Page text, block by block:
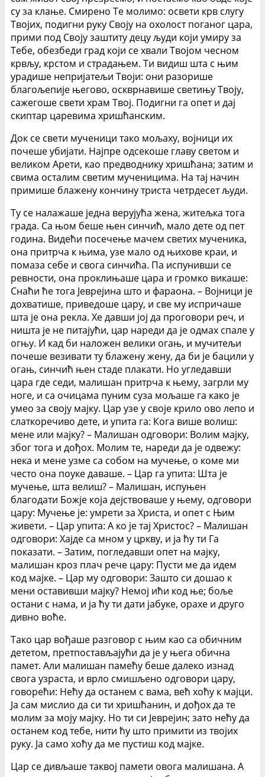
су за клање. Смирено Те молимо: освети крв слугу
Твојих, подигни руку Своју на охолост поганог цара,
прими под Своју заштиту децу људи који умиру за
Тебе, обезбеди град који се хвали Твојом чесном
крвљу, крстом и страдањем. Ти видиш шта с њим
урадише непријатељи Твоји: они разорише
благољепије његово, оскврнавише светињу Твоју,
сажегоше свети храм Твој. Подигни га опет и дај
скиптар царевима хришћанским.
Док се свети мученици тако мољаху, војници их
почеше убијати. Најпре одсекоше главу светом и
великом Арети, као предводнику хришћана; затим и
свима осталим светим мученицима. На тај начин
примише блажену кончину триста четрдесет људи.
Ту се налажаше једна верујућа жена, житељка тога
града. Са њом беше њен синчић, мало дете од пет
година. Видећи посечење мачем светих мученика,
она притрча к њима, узе мало од њихове краи, и
помаза себе и свога синчића. Па испунивши се
ревности, она проклињаше цара и громко викаше:
Снаћи ће тога Јеврејина што и фараона. – Војници је
дохватише, приведоше цару, и све му испричаше
шта је она рекла. Хе давши јој да проговори реч, и
ништа је не питајући, цар нареди да је одмах спале у
огњу. И кад би наложен велики огањ, и мучитељи
почеше везивати ту блажену жену, да би је бацили у
огањ, синчић њен стаде плакати. Но угледавши
цара где седи, малишан притрча к њему, загрли му
ноге, и са очицама пуним суза мољаше га како је
умео за своју мајку. Цар узе у своје крило ово лепо и
слаткоречиво дете, и упита га: Кога више волиш:
мене или мајку? – Малишан одговори: Волим мајку,
због тога и дођох. Молим те, нареди да је одвежу:
нека и мене узме са собом на мучење, о коме ми
често она поуке даваше. – Цар га упита: Шта је
мучење, шта велиш? – Малишан, испуњен
благодати Божје која дејствоваше у њему, одговори
цару: Мучење је: умрети за Христа, и опет с Њим
живети. – Цар упита: А ко је тај Христос? – Малишан
одговори: Хајде са мном у цркву, и ја ћу ти Га
показати. – Затим, погледавши опет на мајку,
малишан кроз плач рече цару: Пусти ме да идем
код мајке. – Цар му одговори: Зашто си дошао к
мени оставивши мајку? Немој ићи код ње; боље
остани с нама, и ја ћу ти дати јабуке, орахе и друго
дивно воће.
Тако цар вођаше разговор с њим као са обичним
дететом, претпостављајући да је у њега обична
памет. Али малишан памећу беше далеко изнад
свога узраста, и врло смишљено одговори цару,
говорећи: Нећу да останем с вама, већ хоћу к мајци.
Ја сам мислио да си ти хришћанин, и дођох да те
молим за моју мајку. Но ти си Јеврејин; зато нећу да
останем код тебе, нити ћу што примити из твојих
руку. Ја само хоћу да ме пустиш код мајке.
Цар се дивљаше таквој памети овога малишана. А